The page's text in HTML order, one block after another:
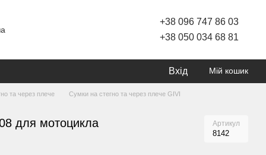
+38 096 747 86 03
+38 050 034 68 81
Вхід Мій кошик
та через плече
Сумки на стегно та через плече GIVI
для мотоцикла Артикул
8142